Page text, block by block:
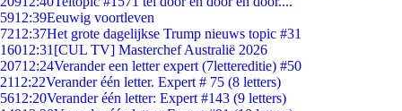
5912:39Eeuwig voortleven
7212:37Het grote dagelijkse Trump nieuws topic #31
16012:31 [CUL TV] Masterchef Australië 2026
20712:24Verander een letter expert (7lettereditie) #50
2112:22Verander één letter. Expert # 75 (8 letters)
5612:20Verander één letter: Expert #143 (9 letters)